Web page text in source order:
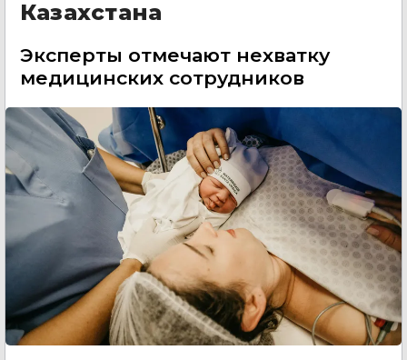
Казахстана
Эксперты отмечают нехватку
медицинских сотрудников